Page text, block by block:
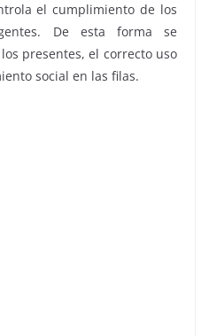
el cumplimiento de los
De esta forma se
presentes, el correcto uso
social en las filas.